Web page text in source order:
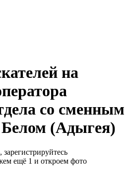
на
со сменным
(Адыгея)
ещё 1 и откроем фото